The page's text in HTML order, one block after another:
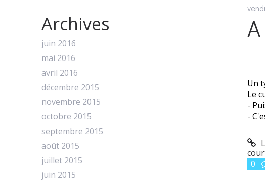
Archives
juin 2016
mai 2016
avril 2016
décembre 2015
novembre 2015
octobre 2015
septembre 2015
août 2015
juillet 2015
juin 2015
Un
Le
-
-
0